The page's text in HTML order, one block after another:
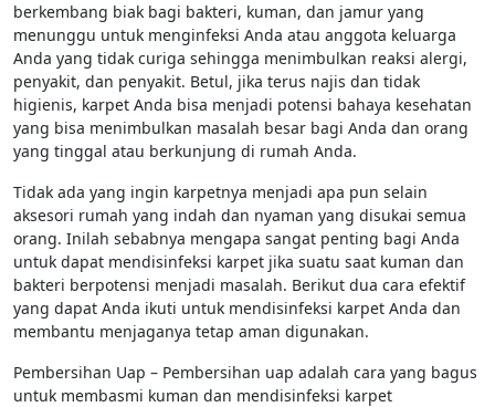
berkembang biak bagi bakteri, kuman, dan jamur yang
menunggu untuk menginfeksi Anda atau anggota keluarga
Anda yang tidak curiga sehingga menimbulkan reaksi alergi,
penyakit, dan penyakit. Betul, jika terus najis dan tidak
higienis, karpet Anda bisa menjadi potensi bahaya kesehatan
yang bisa menimbulkan masalah besar bagi Anda dan orang
yang tinggal atau berkunjung di rumah Anda.
Tidak ada yang ingin karpetnya menjadi apa pun selain
aksesori rumah yang indah dan nyaman yang disukai semua
orang. Inilah sebabnya mengapa sangat penting bagi Anda
untuk dapat mendisinfeksi karpet jika suatu saat kuman dan
bakteri berpotensi menjadi masalah. Berikut dua cara efektif
yang dapat Anda ikuti untuk mendisinfeksi karpet Anda dan
membantu menjaganya tetap aman digunakan.
Pembersihan Uap – Pembersihan uap adalah cara yang bagus
untuk membasmi kuman dan mendisinfeksi karpet